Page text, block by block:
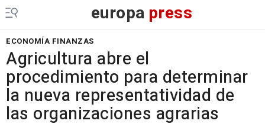
europa press
ECONOMÍA FINANZAS
Agricultura abre el
procedimiento para determinar
la nueva representatividad de
las organizaciones agrarias